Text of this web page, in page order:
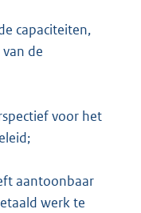
capaciteiten,
de
voor het
aantoonbaar
werk te